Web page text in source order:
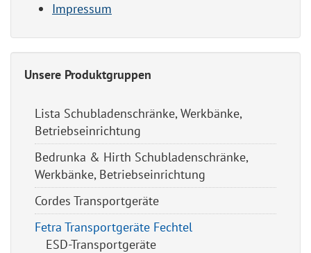
Impressum
Unsere Produktgruppen
Lista Schubladenschränke, Werkbänke,
Betriebseinrichtung
Bedrunka & Hirth Schubladenschränke,
Werkbänke, Betriebseinrichtung
Cordes Transportgeräte
Fetra Transportgeräte Fechtel
ESD-Transportgeräte